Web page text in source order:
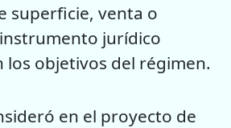
superficie, venta o
jurídico
los objetivos del régimen.
en el proyecto de